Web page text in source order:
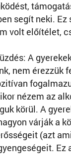
segít neki.
volt előítélet,
A
nem érezzük
nézem az
körül. A
várják a
(azt
Ez